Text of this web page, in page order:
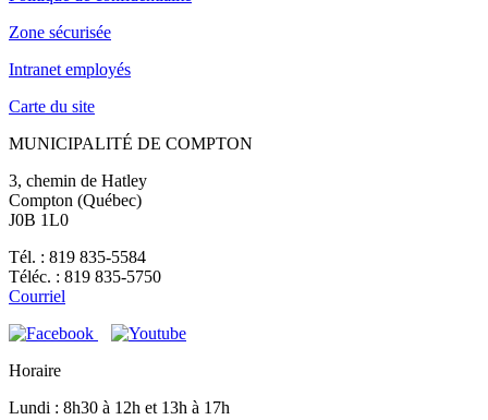
Zone sécurisée
Intranet employés
Carte du site
MUNICIPALITÉ DE COMPTON
3, chemin de Hatley
Compton (Québec)
J0B 1L0
Tél. : 819 835-5584
Téléc. : 819 835-5750
Courriel
Horaire
Lundi : 8h30 à 12h et 13h à 17h